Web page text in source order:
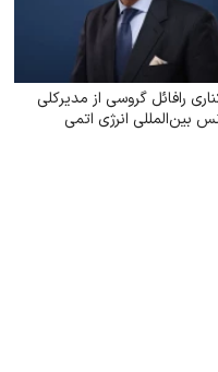
رافائل گروسی از مدیرکلی
بین‌المللی انرژی اتمی